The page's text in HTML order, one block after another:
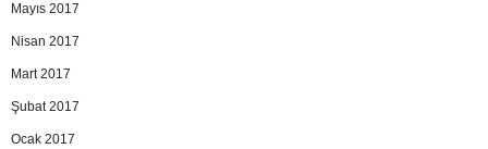
Mayıs 2017
Nisan 2017
Mart 2017
Şubat 2017
Ocak 2017